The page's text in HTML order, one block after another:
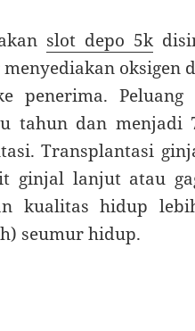
slot depo 5k
oksigen
penerima.
tahun dan menjadi
Transplantasi
ginjal lanjut atau
kualitas hidup
seumur hidup.